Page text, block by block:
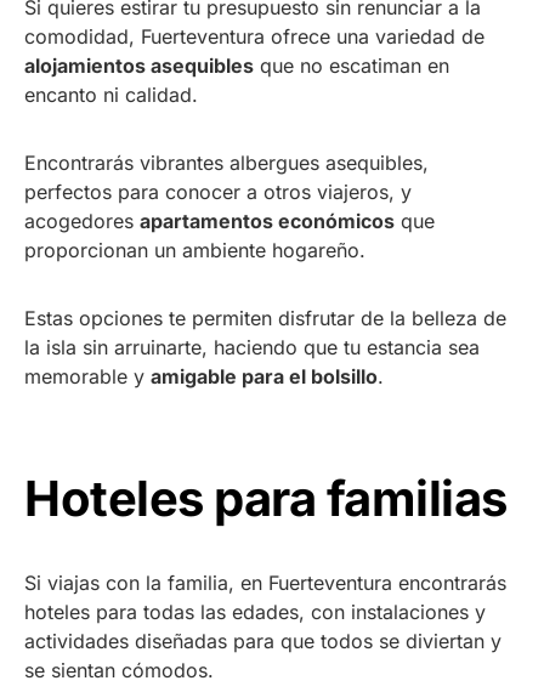
Si quieres estirar tu presupuesto sin renunciar a la
comodidad, Fuerteventura ofrece una variedad de
alojamientos asequibles que no escatiman en
encanto ni calidad.
Encontrarás vibrantes albergues asequibles,
perfectos para conocer a otros viajeros, y
acogedores apartamentos económicos que
proporcionan un ambiente hogareño.
Estas opciones te permiten disfrutar de la belleza de
la isla sin arruinarte, haciendo que tu estancia sea
memorable y amigable para el bolsillo.
Hoteles para familias
Si viajas con la familia, en Fuerteventura encontrarás
hoteles para todas las edades, con instalaciones y
actividades diseñadas para que todos se diviertan y
se sientan cómodos.